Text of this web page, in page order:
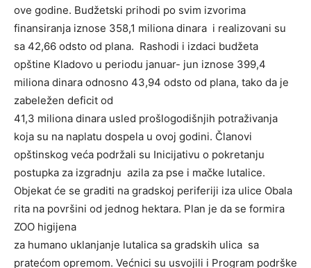
ove godine. Budžetski prihodi po svim izvorima
finansiranja iznose 358,1 miliona dinara i realizovani su
sa 42,66 odsto od plana. Rashodi i izdaci budžeta
opštine Kladovo u periodu januar- jun iznose 399,4
miliona dinara odnosno 43,94 odsto od plana, tako da je
zabeležen deficit od
41,3 miliona dinara usled prošlogodišnjih potraživanja
koja su na naplatu dospela u ovoj godini. Članovi
opštinskog veća podržali su Inicijativu o pokretanju
postupka za izgradnju azila za pse i mačke lutalice.
Objekat će se graditi na gradskoj periferiji iza ulice Obala
rita na površini od jednog hektara. Plan je da se formira
ZOO higijena
za humano uklanjanje lutalica sa gradskih ulica sa
pratećom opremom. Većnici su usvojili i Program podrške